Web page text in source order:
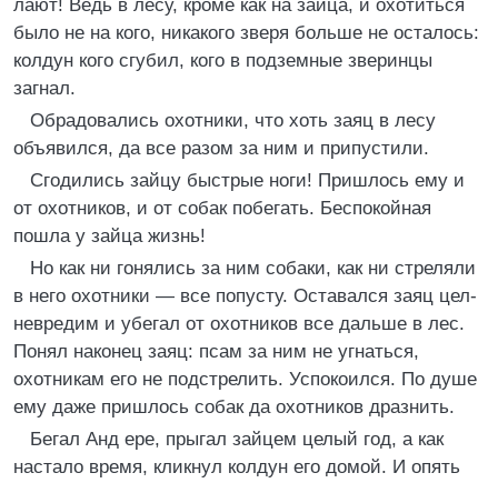
лают! Ведь в лесу, кроме как на зайца, и охотиться
было не на кого, никакого зверя больше не осталось:
колдун кого сгубил, кого в подземные зверинцы
загнал.
Обрадовались охотники, что хоть заяц в лесу
объявился, да все разом за ним и припустили.
Сгодились зайцу быстрые ноги! Пришлось ему и
от охотников, и от собак побегать. Беспокойная
пошла у зайца жизнь!
Но как ни гонялись за ним собаки, как ни стреляли
в него охотники — все попусту. Оставался заяц цел-
невредим и убегал от охотников все дальше в лес.
Понял наконец заяц: псам за ним не угнаться,
охотникам его не подстрелить. Успокоился. По душе
ему даже пришлось собак да охотников дразнить.
Бегал Анд ере, прыгал зайцем целый год, а как
настало время, кликнул колдун его домой. И опять